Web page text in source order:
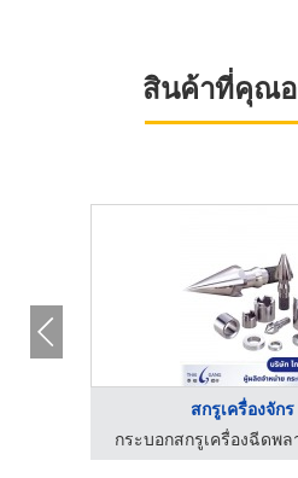
สินค้าที่คุณ
สกรูเครื่องจัก
กระบอกสกรูเครื่องฉีดพ